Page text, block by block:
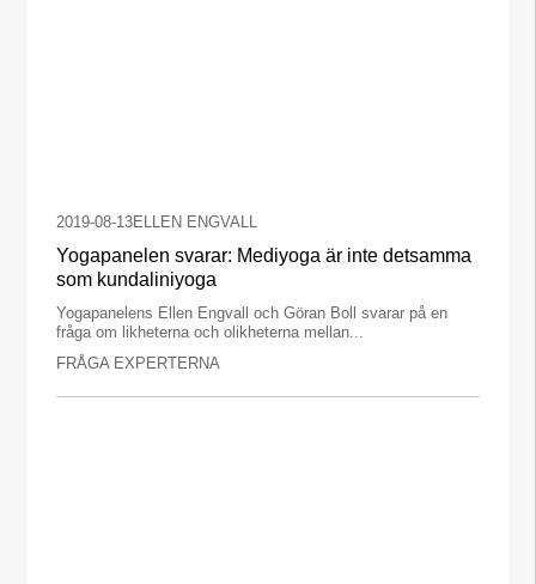
2019-08-13ELLEN ENGVALL
Yogapanelen svarar: Mediyoga är inte detsamma
som kundaliniyoga
Yogapanelens Ellen Engvall och Göran Boll svarar på en
fråga om likheterna och olikheterna mellan...
FRÅGA EXPERTERNA